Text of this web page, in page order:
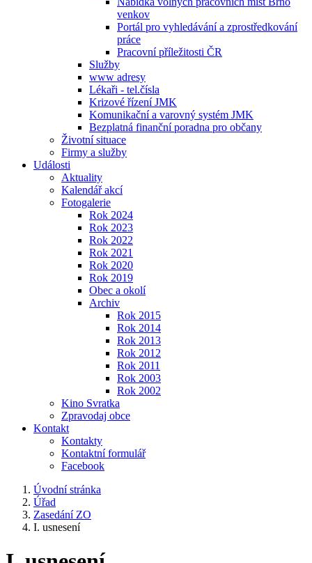
venkov
Portál pro vyhledávání a zprostředkování
práce
Pracovní příležitosti ČR
Služby
www adresy
Lékaři - tel.čísla
Krizové řízení JMK
Komunikační a varovný systém JMK
Bezplatná finanční poradna pro občany
Životní situace
Firmy a služby
Události
Aktuality
Kalendář akcí
Fotogalerie
Rok 2024
Rok 2023
Rok 2022
Rok 2021
Rok 2020
Rok 2019
Obec a okolí
Archiv
Rok 2015
Rok 2014
Rok 2013
Rok 2012
Rok 2011
Rok 2003
Rok 2002
Kino Svratka
Zpravodaj obce
Kontakt
Kontakty
Kontaktní formulář
Facebook
Úvodní stránka
Úřad
Zasedání ZO
I. usnesení